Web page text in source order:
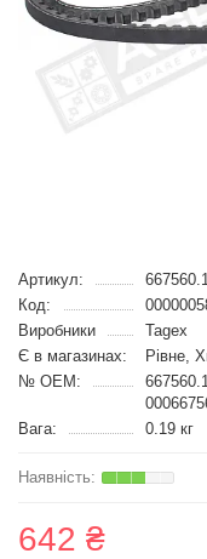
Артикул:
Код:
Виробники
Tagex
Є в магазинах:
Рівне,
№ OEM:
Вага:
0.19 кг
642 ₴